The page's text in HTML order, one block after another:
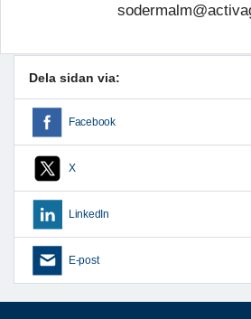
Dela sidan via:
Facebook
X
LinkedIn
E-post